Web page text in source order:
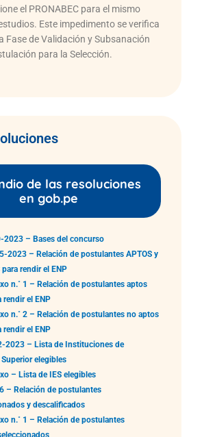
el PRONABEC para el mismo
Este impedimento se verifica
Fase de Validación y Subsanación
para la Selección.
de las resoluciones
en gob.pe
2023 – Bases del concurso
2023 – Relación de postulantes APTOS y
para rendir el ENP
n.˚ 1 – Relación de postulantes aptos
rendir el ENP
n.˚ 2 – Relación de postulantes no aptos
rendir el ENP
2023 – Lista de Instituciones de
elegibles
– Lista de IES elegibles
– Relación de postulantes
y descalificados
n.˚ 1 – Relación de postulantes